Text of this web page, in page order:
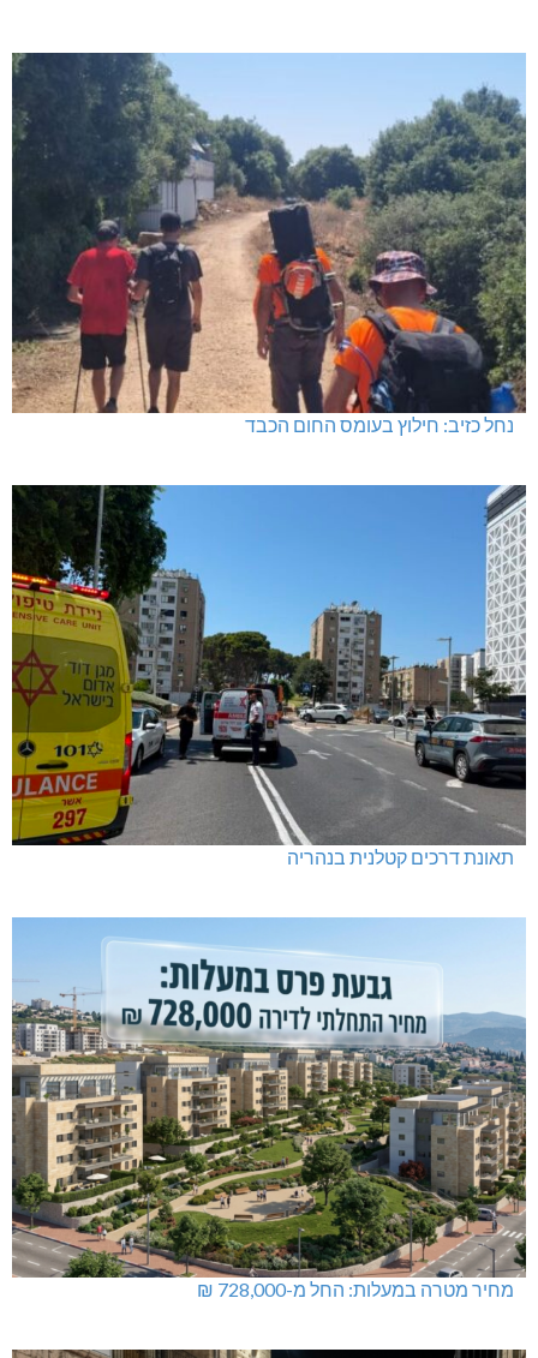
נחל כזיב: חילוץ בעומס החום הכבד
תאונת דרכים קטלנית בנהריה
מחיר מטרה במעלות: החל מ-728,000 ₪